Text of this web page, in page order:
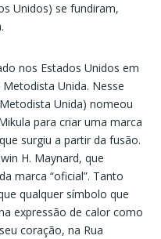
Unidos) se fundiram,
nos Estados Unidos em
Unida. Nesse
Unida) nomeou
para criar uma marca
surgiu a partir da fusão.
H. Maynard, que
marca “oficial”. Tanto
qualquer símbolo que
expressão de calor como
coração, na Rua